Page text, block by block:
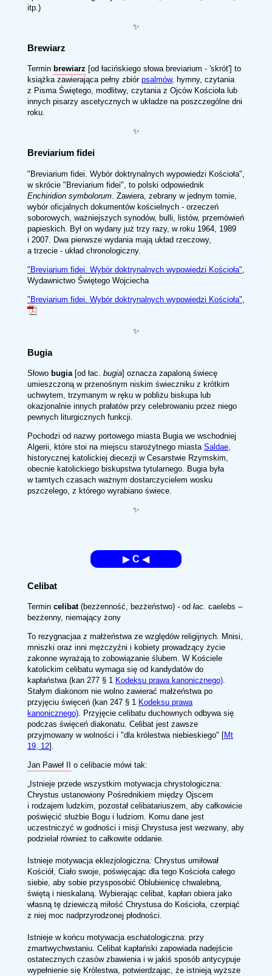
itp.)
✨
Brewiarz
Termin brewiarz [od łacińskiego słowa breviarium - 'skrót'] to
książka zawierająca pełny zbiór psalmów, hymny, czytania
z Pisma Świętego, modlitwy, czytania z Ojców Kościoła lub
innych pisarzy ascetycznych w układze na poszczególne dni
roku.
✨
Breviarium fidei
"Breviarium fidei. Wybór doktrynalnych wypowiedzi Kościoła",
w skrócie "Breviarium fidei", to polski odpowiednik
Enchiridion symbolorum . Zawiera, zebrany w jednym tomie,
wybór oficjalnych dokumentów kościelnych - orzeczeń
soborowych, ważniejszych synodów, bulli, listów, przemówień
papieskich. Był on wydany już trzy razy, w roku 1964, 1989
i 2007. Dwa pierwsze wydania mają układ rzeczowy,
a trzecie - układ chronologiczny.
"Breviarium fidei. Wybór doktrynalnych wypowiedzi Kościoła"
Wydawnictwo Świętego Wojciecha
"Breviarium fidei. Wybór doktrynalnych wypowiedzi Kościoła"
✨
Bugia
Słowo bugia[od łac. bugia] oznacza zapaloną świecę
umieszczoną w przenośnym niskim świeczniku z krótkim
uchwytem, trzymanym w ręku w pobliżu biskupa lub
okazjonalnie innych prałatów przy celebrowaniu przez niego
pewnych liturgicznych funkcji.
Pochodzi od nazwy portowego miasta Bugia we wschodniej
Algerii, które stoi na miejscu starożytnego miasta Saldae,
historycznej katolickiej diecezji w Cesarstwie Rzymskim,
obecnie katolickiego biskupstwa tytularnego. Bugia była
w tamtych czasach ważnym dostarczycielem wosku
pszczelego, z którego wyrabiano świece.
✨
▶ C ◀
Celibat
Termin celibat(bezżenność, bezżeństwo) - od łac. caelebs –
bezżenny, niemający żony
To rezygnacjaa z małżeństwa ze względów religijnych. Mnisi,
mniszki oraz inni mężczyźni i kobiety prowadzący życie
zakonne wyrażają to zobowiązanie ślubem. W Kościele
katolickim celibatu wymaga się od kandydatów do
kapłaństwa (kan 277 § 1 Kodeksu prawa kanonicznego).
Stałym diakonom nie wolno zawierać małżeństwa po
przyjęciu święceń (kan 247 § 1 Kodeksu prawa
kanonicznego). Przyjęcie celibatu duchownych odbywa się
podczas święceń diakonatu. Celibat jest zawsze
przyjmowany w wolności i "dla królestwa niebieskiego" [Mt
19, 12].
Jan Paweł II o celibacie mówi tak:
Istnieje przede wszystkim motywacja chrystologiczna:
Chrystus ustanowiony Pośrednikiem między Ojscem
i rodzajem ludzkim, pozostał celibatariuszem, aby całkowicie
poświęcić służbie Bogu i ludziom. Komu dane jest
uczestniczyć w godności i misji Chrystusa jest wezwany, aby
podzielał również to całkowite oddanie.
Istnieje motywacja eklezjologiczna: Chrystus umiłował
Kościół, Ciało swoje, poświęcając dla tego Kościoła całego
siebie, aby sobie przysposobić Oblubienicę chwalebną,
świętą i nieskalaną. Wybierając celibat, kapłan obiera jako
własną tę dziewiczą miłość Chrystusa do Kościoła, czerpiąć
z niej moc nadprzyrodzonej płodności.
Istnieje w końcu motywacja eschatologiczna: przy
zmartwychwstaniu. Celibat kapłański zapowiada nadejście
ostatecznych czasów zbawienia i w jakiś sposób antycypuje
wypełnienie się Królestwa, potwierdzając, że istnieją wyższe